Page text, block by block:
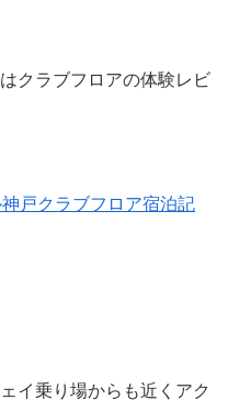
クラブフロアの体験レビ
戸クラブフロア宿泊記
イ乗り場からも近くアク